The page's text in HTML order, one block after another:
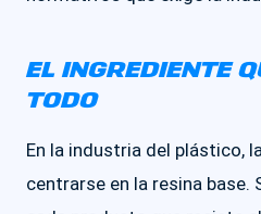
EL INGREDIENTE
TODO
En la industria del plástico,
centrarse en la resina base.